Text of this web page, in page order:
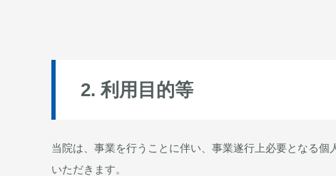
2. 利用目的等
当院は、事業を行うことに伴い、事業遂行上必要となる
いただきます。